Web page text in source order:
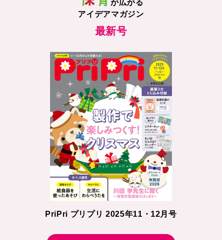
が広がる
アイデアマガジン
最新号
PriPri プリプリ 2025年11・12月号